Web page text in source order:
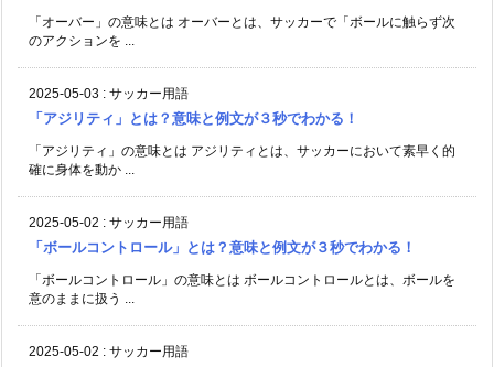
「オーバー」の意味とは オーバーとは、サッカーで「ボールに触らず次
のアクションを ...
2025-05-03 : サッカー用語
「アジリティ」とは？意味と例文が３秒でわかる！
「アジリティ」の意味とは アジリティとは、サッカーにおいて素早く的
確に身体を動か ...
2025-05-02 : サッカー用語
「ボールコントロール」とは？意味と例文が３秒でわかる！
「ボールコントロール」の意味とは ボールコントロールとは、ボールを
意のままに扱う ...
2025-05-02 : サッカー用語